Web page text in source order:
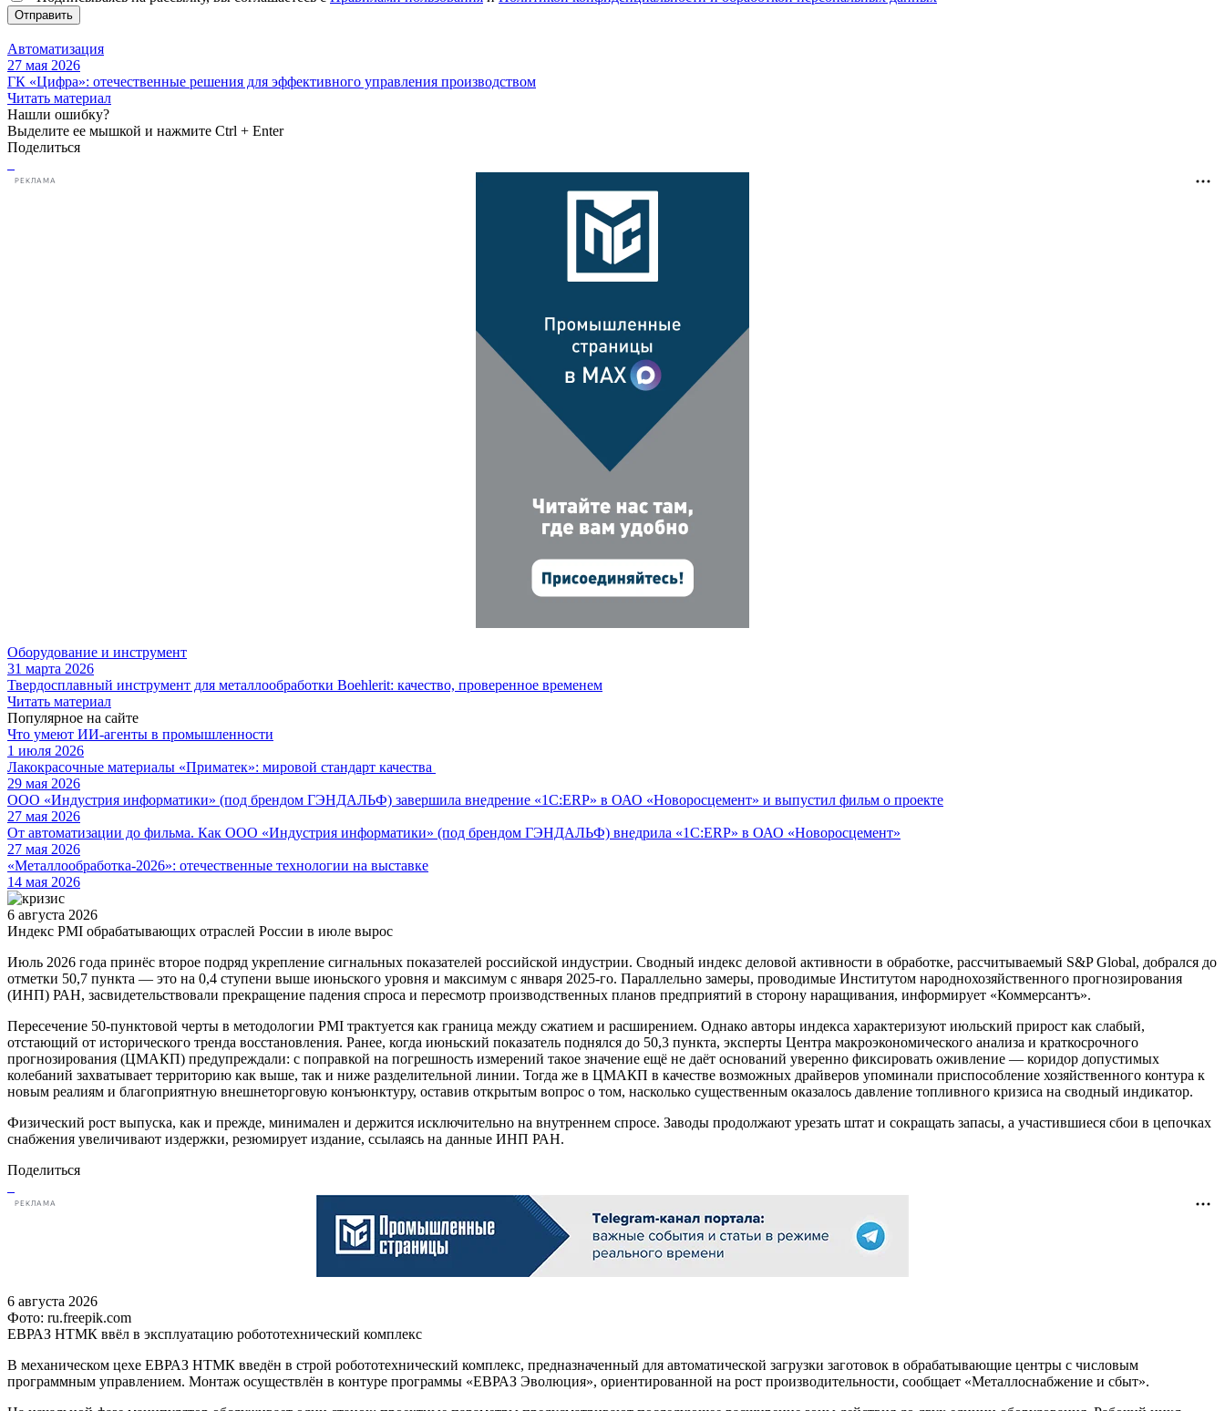
Отправить
Автоматизация
27 мая 2026
ГК «Цифра»: отечественные решения для эффективного управления производством
Читать материал
Нашли ошибку?
Выделите ее мышкой и нажмите Ctrl + Enter
Поделиться
РЕКЛАМА
Оборудование и инструмент
31 марта 2026
Твердосплавный инструмент для металлообработки Boehlerit: качество, проверенное временем
Читать материал
Популярное на сайте
Что умеют ИИ-агенты в промышленности
1 июля 2026
Лакокрасочные материалы «Приматек»: мировой стандарт качества
29 мая 2026
ООО «Индустрия информатики» (под брендом ГЭНДАЛЬФ) завершила внедрение «1С:ERP» в ОАО «Новоросцемент» и выпустил фильм о проекте
27 мая 2026
От автоматизации до фильма. Как ООО «Индустрия информатики» (под брендом ГЭНДАЛЬФ) внедрила «1С:ERP» в ОАО «Новоросцемент»
27 мая 2026
«Металлообработка-2026»: отечественные технологии на выставке
14 мая 2026
6 августа 2026
Индекс PMI обрабатывающих отраслей России в июле вырос
Июль 2026 года принёс второе подряд укрепление сигнальных показателей российской индустрии. Сводный индекс деловой активности в обработке, рассчитываемый S&P Global, добрался до
отметки 50,7 пункта — это на 0,4 ступени выше июньского уровня и максимум с января 2025-го. Параллельно замеры, проводимые Институтом народнохозяйственного прогнозирования
(ИНП) РАН, засвидетельствовали прекращение падения спроса и пересмотр производственных планов предприятий в сторону наращивания, информирует «Коммерсантъ».
Пересечение 50-пунктовой черты в методологии PMI трактуется как граница между сжатием и расширением. Однако авторы индекса характеризуют июльский прирост как слабый,
отстающий от исторического тренда восстановления. Ранее, когда июньский показатель поднялся до 50,3 пункта, эксперты Центра макроэкономического анализа и краткосрочного
прогнозирования (ЦМАКП) предупреждали: с поправкой на погрешность измерений такое значение ещё не даёт оснований уверенно фиксировать оживление — коридор допустимых
колебаний захватывает территорию как выше, так и ниже разделительной линии. Тогда же в ЦМАКП в качестве возможных драйверов упоминали приспособление хозяйственного контура к
новым реалиям и благоприятную внешнеторговую конъюнктуру, оставив открытым вопрос о том, насколько существенным оказалось давление топливного кризиса на сводный индикатор.
Физический рост выпуска, как и прежде, минимален и держится исключительно на внутреннем спросе. Заводы продолжают урезать штат и сокращать запасы, а участившиеся сбои в цепочках
снабжения увеличивают издержки, резюмирует издание, ссылаясь на данные ИНП РАН.
Поделиться
РЕКЛАМА
6 августа 2026
Фото: ru.freepik.com
ЕВРАЗ НТМК ввёл в эксплуатацию робототехнический комплекс
В механическом цехе ЕВРАЗ НТМК введён в строй робототехнический комплекс, предназначенный для автоматической загрузки заготовок в обрабатывающие центры с числовым
программным управлением. Монтаж осуществлён в контуре программы «ЕВРАЗ Эволюция», ориентированной на рост производительности, сообщает «Металлоснабжение и сбыт».